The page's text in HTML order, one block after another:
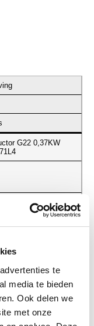
te
media te bieden
Ook delen we
met onze
G22 0,37KW
25RPM